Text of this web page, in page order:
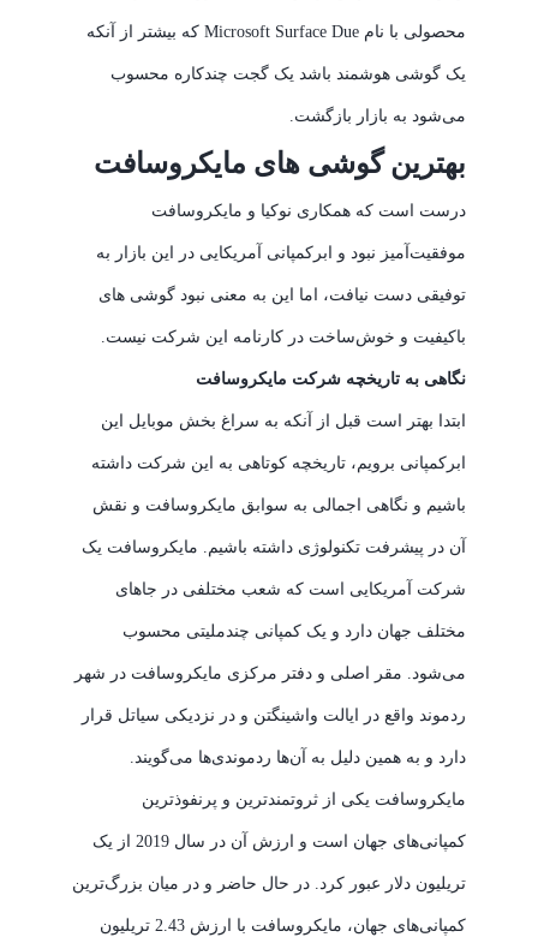
محصولی با نام Microsoft Surface Due که بیشتر از آنکه
یک گوشی‌ هوشمند باشد یک گجت چندکاره محسوب
می‌شود به بازار بازگشت.
بهترین گوشی های مایکروسافت
درست است که همکاری نوکیا و مایکروسافت
موفقیت‌آمیز نبود و ابرکمپانی آمریکایی در این بازار به
توفیقی دست نیافت، اما این به معنی نبود گوشی های
باکیفیت و خوش‌ساخت در کارنامه این شرکت نیست.
نگاهی به تاریخچه شرکت مایکروسافت
ابتدا بهتر است قبل از آنکه به سراغ بخش موبایل این
ابرکمپانی برویم، تاریخچه کوتاهی به این شرکت داشته
باشیم و نگاهی اجمالی به سوابق مایکروسافت و نقش
آن در پیشرفت تکنولوژی داشته باشیم. مایکروسافت یک
شرکت آمریکایی است که شعب مختلفی در جاهای
مختلف جهان دارد و یک کمپانی چندملیتی محسوب
می‌شود. مقر اصلی و دفتر مرکزی مایکروسافت در شهر
ردموند واقع در ایالت واشینگتن و در نزدیکی سیاتل قرار
دارد و به همین دلیل به آن‌ها ردموندی‌ها می‌گویند.
مایکروسافت یکی از ثروتمندترین و پرنفوذترین
کمپانی‌های جهان است و ارزش آن در سال 2019 از یک
تریلیون دلار عبور کرد. در حال حاضر و در میان بزرگ‌ترین
کمپانی‌های جهان، مایکروسافت با ارزش 2.43 تریلیون